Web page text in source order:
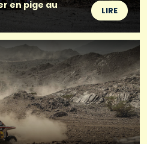
en pige au
LIRE